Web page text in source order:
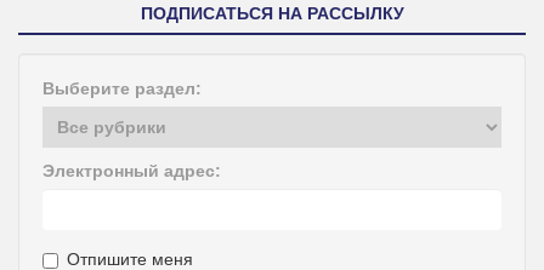
ПОДПИСАТЬСЯ НА РАССЫЛКУ
Выберите раздел:
Электронный адрес:
Отпишите меня